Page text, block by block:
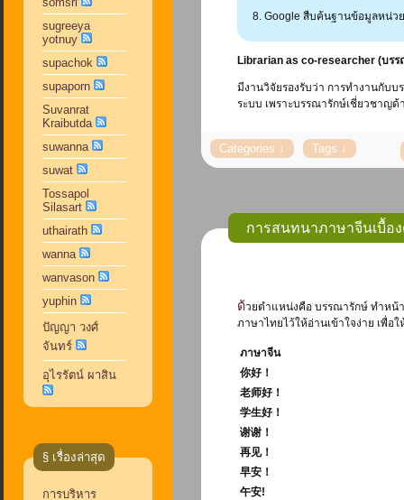
sugreeya
yotnuy
supachok
supaporn
Suvanrat
Kraibutda
suwanna
suwat
Tossapol
Silasart
uthairath
wanna
wanvason
yuphin
ปัญญา วงศ์
จันทร์
อุไรรัตน์ ผาสิน
§ เรื่องล่าสุด
การบริหาร
Google สืบค้นฐานข้อมูลหน่ว
Librarian as co-researcher (บร
มีงานวิจัยรองรับว่า การทำงานกับ
ระบบ เพราะบรรณารักษ์เชี่ยวชาญ
การสนทนาภาษาจีนเบื้อ
ด้วยตำแหน่งคือ บรรณารักษ์ ทำหน้าที่ลงรายการทรัพยากรสารสนเทศภาษาจีน จึงขอแนะนำประโยคภาษาจีนไปใช้สนทนาในเบื้องต้น โดยได้กำกับคำอ่าน
ภาษาไทยไว้ให้อ่านเข้าใจง่าย เพื่
ภาษาจีน
你好！
老师好！
学生好！
谢谢！
再见！
早安！
午安!